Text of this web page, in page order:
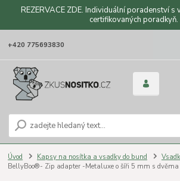
REZERVACE ZDE. Individuální poradenství s
certifikovaných poradkyň.
+420 775693830
Úvod Kapsy na nosítka a vsadky do bund
BellyBoo®- Zip adapter -Metaluxe o šíři 5 mm s dvěma